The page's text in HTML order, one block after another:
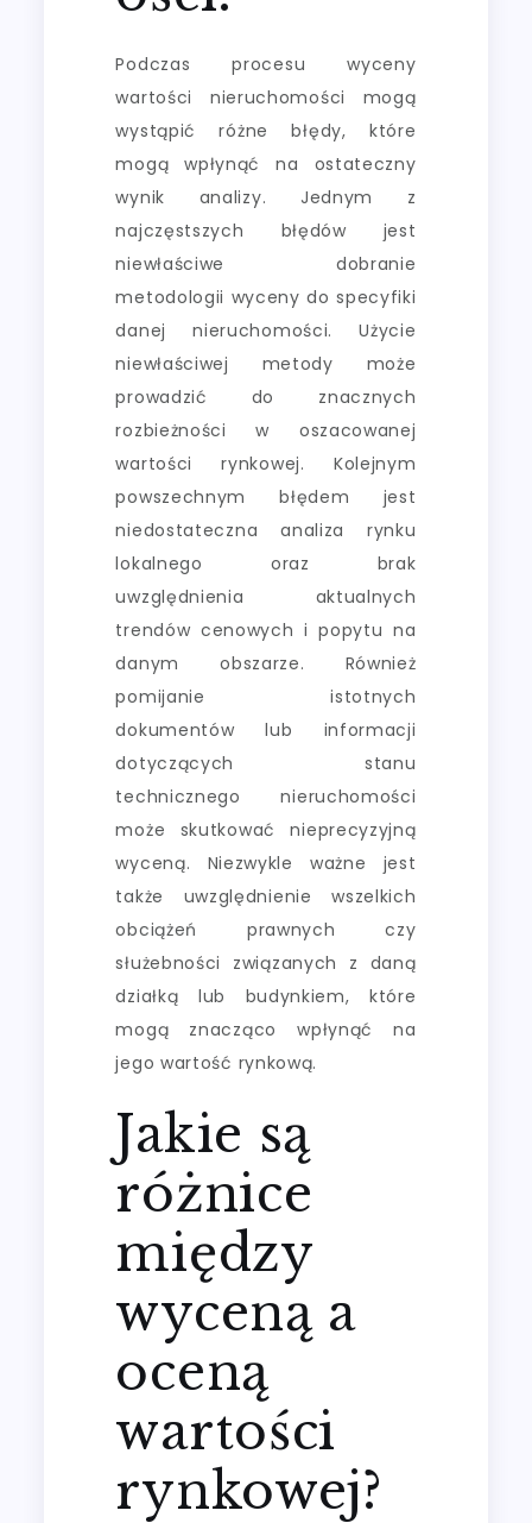
Podczas procesu wyceny
wartości nieruchomości mogą
wystąpić różne błędy, które
mogą wpłynąć na ostateczny
wynik analizy. Jednym z
najczęstszych błędów jest
niewłaściwe dobranie
metodologii wyceny do specyfiki
danej nieruchomości. Użycie
niewłaściwej metody może
prowadzić do znacznych
rozbieżności w oszacowanej
wartości rynkowej. Kolejnym
powszechnym błędem jest
niedostateczna analiza rynku
lokalnego oraz brak
uwzględnienia aktualnych
trendów cenowych i popytu na
danym obszarze. Również
pomijanie istotnych
dokumentów lub informacji
dotyczących stanu
technicznego nieruchomości
może skutkować nieprecyzyjną
wyceną. Niezwykle ważne jest
także uwzględnienie wszelkich
obciążeń prawnych czy
służebności związanych z daną
działką lub budynkiem, które
mogą znacząco wpłynąć na
jego wartość rynkową.
Jakie są
różnice
między
wyceną a
oceną
wartości
rynkowej?